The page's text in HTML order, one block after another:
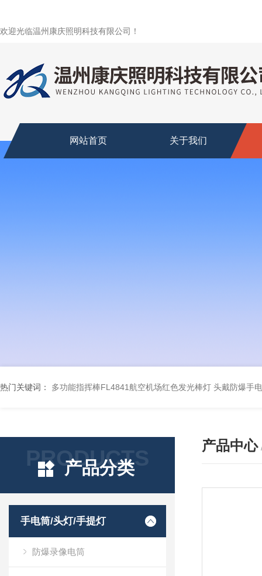
欢迎光临温州康庆照明科技有限公司！
网站首页 关于我们
热门关键词： 多功能指挥棒FL4841航空机场红色发光棒灯 头戴防爆手
PRODUCTS
产品分类
手电筒/头灯/手提灯
防爆录像电筒
产品中心